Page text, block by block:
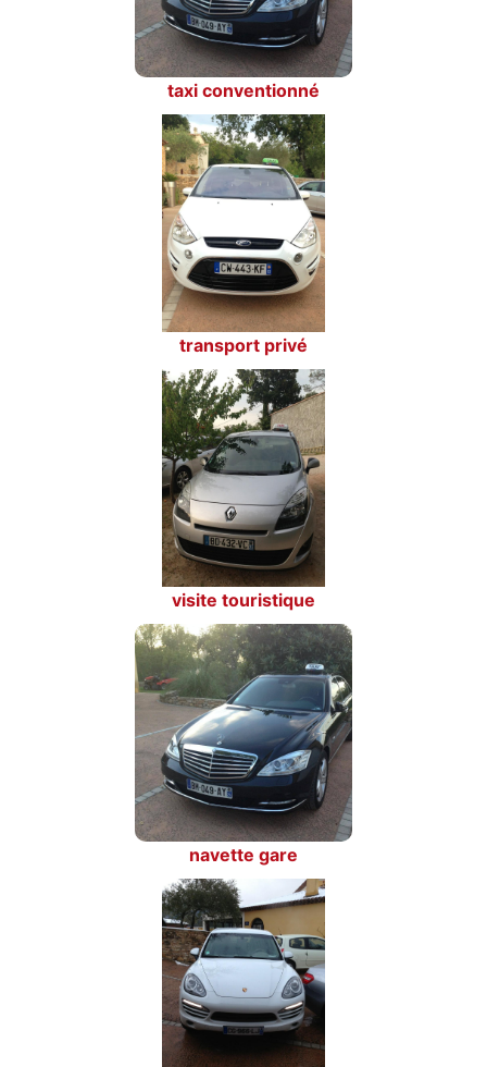
taxi conventionné
transport privé
visite touristique
navette gare